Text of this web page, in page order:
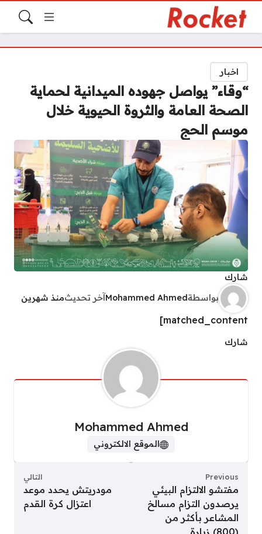
اخبار
“وقاء” يواصل جهوده الميدانية لحماية
الصحة العامة والثروة الحيوية خلال
موسم الحج
شارك
بواسطةMohammed Ahmedآخر تحديثمنذ شهرين
matched_content]
شارك
Mohammed Ahmed
الموقع الالكتروني
Previous
مفتشو الالتزام البيئي
يرصدون التزام مسالخ
المشاعر بأكثر من
التالي
مودريتش يحدد موعد
اعتزال كرة القدم